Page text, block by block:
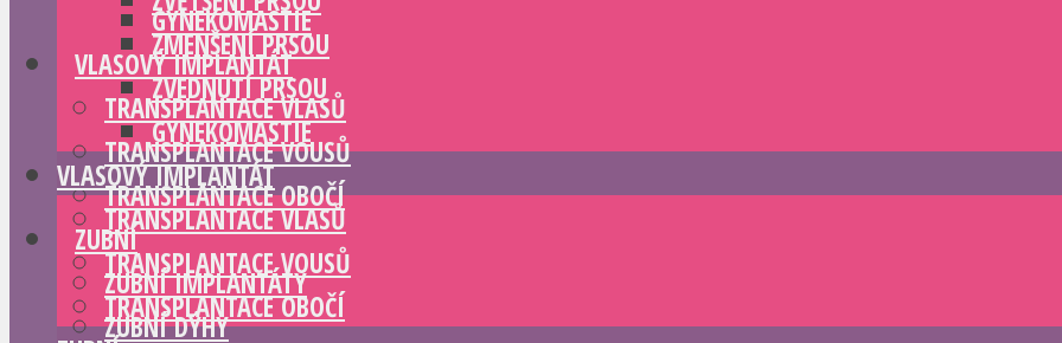
GYNEKOMASTIE
VLASOVÝ IMPLANTÁT
TRANSPLANTACE VLASŮ
TRANSPLANTACE VOUSŮ
TRANSPLANTACE OBOČÍ
ZUBNÍ
ZUBNÍ IMPLANTÁTY
ZUBNÍ DÝHY
ZMENŠENÍ PRSOU
ZVEDNUTÍ PRSOU
GYNEKOMASTIE
VLASOVÝ IMPLANTÁT
TRANSPLANTACE VLASŮ
TRANSPLANTACE VOUSŮ
TRANSPLANTACE OBOČÍ